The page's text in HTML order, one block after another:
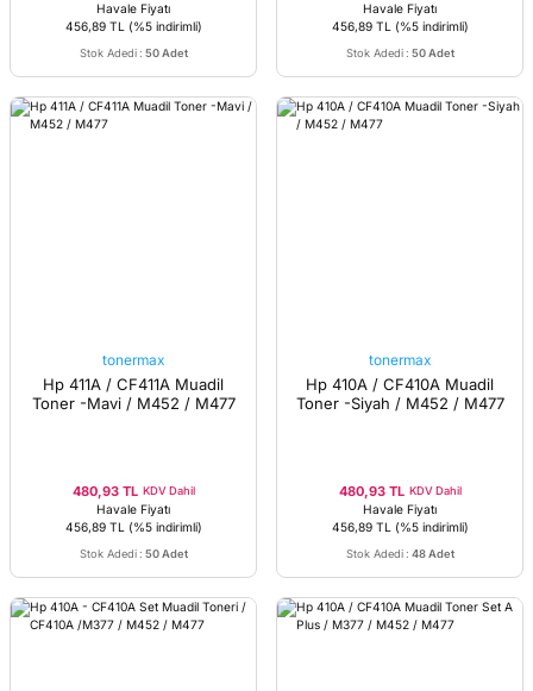
Havale Fiyatı
456,89 TL
(%5 indirimli)
Stok Adedi : 50 Adet
Havale Fiyatı
456,89 TL
(%5 indirimli)
Stok Adedi : 50 Adet
tonermax
Hp 411A / CF411A Muadil
Toner -Mavi / M452 / M477
480,93 TL KDV Dahil
Havale Fiyatı
456,89 TL
(%5 indirimli)
Stok Adedi : 50 Adet
tonermax
Hp 410A / CF410A Muadil
Toner -Siyah / M452 / M477
480,93 TL KDV Dahil
Havale Fiyatı
456,89 TL
(%5 indirimli)
Stok Adedi : 48 Adet